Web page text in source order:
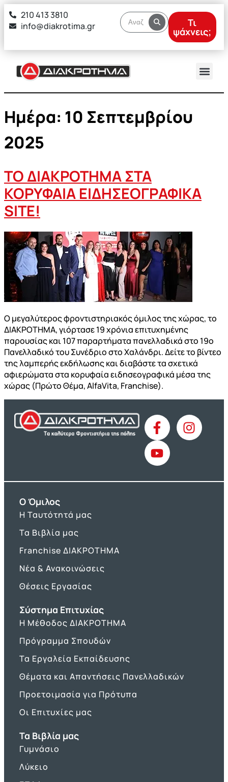
στο
περιεχόμενο
210 413 3810
info@diakrotima.gr
Τι
ψάχνεις;
Ημέρα: 10 Σεπτεμβρίου
2025
TO ΔΙΑΚΡΟΤΗΜΑ ΣΤΑ
ΚΟΡΥΦΑΙΑ ΕΙΔΗΣΕΟΓΡΑΦΙΚΑ
SITE!
Ο μεγαλύτερος φροντιστηριακός όμιλος της χώρας, το
ΔΙΑΚΡΟΤΗΜΑ, γιόρτασε 19 χρόνια επιτυχημένης
παρουσίας και 107 παραρτήματα πανελλαδικά στο 19ο
Πανελλαδικό του Συνέδριο στο Χαλάνδρι. Δείτε το βίντεο
της λαμπερής εκδήλωσης και διαβάστε τα σχετικά
αφιερώματα στα κορυφαία ειδησεογραφικά μέσα της
χώρας (Πρώτο Θέμα, AlfaVita, Franchise).
O Όμιλος
Η Ταυτότητά μας
Τα Βιβλία μας
Franchise ΔΙΑΚΡΟΤΗΜΑ
Νέα & Ανακοινώσεις
Θέσεις Εργασίας
Σύστημα Επιτυχίας
Η Μέθοδος ΔΙΑΚΡΟΤΗΜΑ
Πρόγραμμα Σπουδών
Τα Εργαλεία Εκπαίδευσης
Θέματα και Απαντήσεις Πανελλαδικών
Προετοιμασία για Πρότυπα
Οι Επιτυχίες μας
Τα Βιβλία μας
Γυμνάσιο
Λύκειο